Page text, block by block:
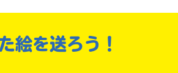
絵を送ろう！